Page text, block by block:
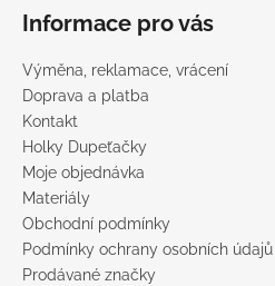
Informace pro vás
Výměna, reklamace, vrácení
Doprava a platba
Kontakt
Holky Dupeťačky
Moje objednávka
Materiály
Obchodní podmínky
Podmínky ochrany osobních údajů
Prodávané značky